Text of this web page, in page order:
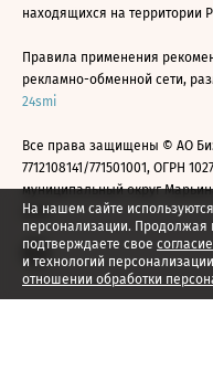
На нашем сайте
персонализации. Продолжая
подтверждаете свое согласие
и технологий
отношении обработки
находящихся на территории
Правила применения
рекламно-обменной сети,
24smi
Все права защищены © АО
7712108141/771501001, ОГРН
муниципальный округ
2026